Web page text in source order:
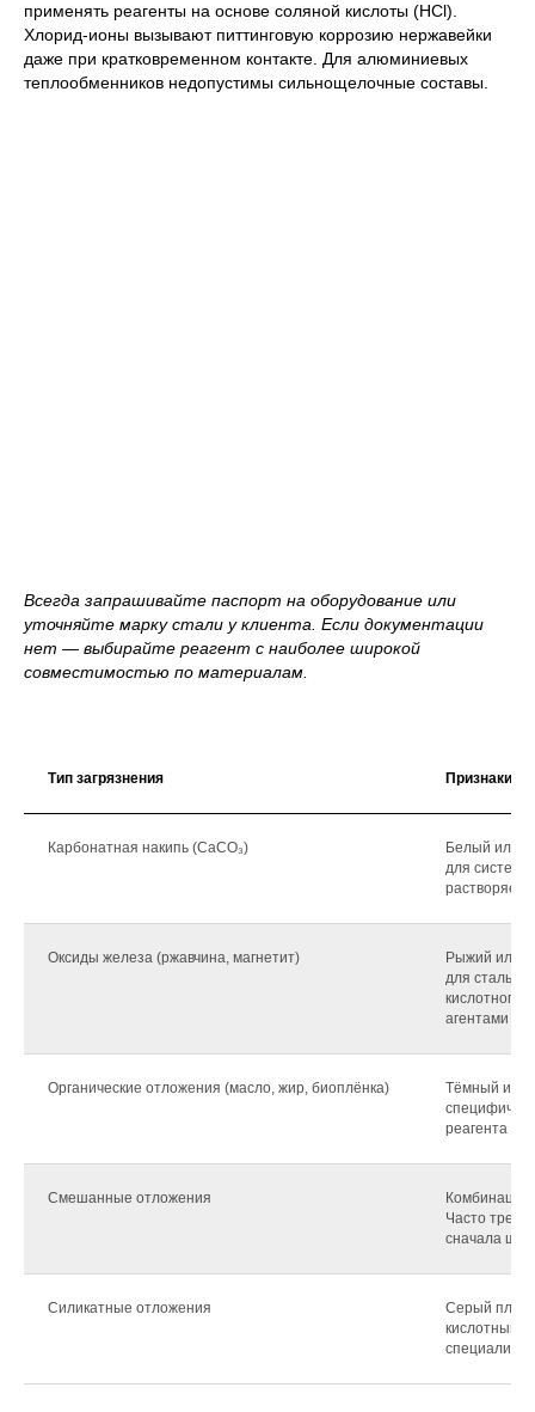
применять реагенты на основе соляной кислоты (HCl).
Хлорид-ионы вызывают питтинговую коррозию нержавейки
даже при кратковременном контакте. Для алюминиевых
теплообменников недопустимы сильнощелочные составы.
Всегда запрашивайте паспорт на оборудование или
уточняйте марку стали у клиента. Если документации
нет — выбирайте реагент с наиболее широкой
совместимостью по материалам.
Тип загрязнения Признаки /
Карбонатная накипь (CaCO₃)
Белый или
для систем
Оксиды железа (ржавчина, магнетит)
Рыжий или
для
кислотного
агентами
Органические отложения (масло, жир, биоплёнка)
Тёмный или
реагента
Смешанные отложения
Комбинация
Часто
сначала
Силикатные отложения
Серый
кислотным